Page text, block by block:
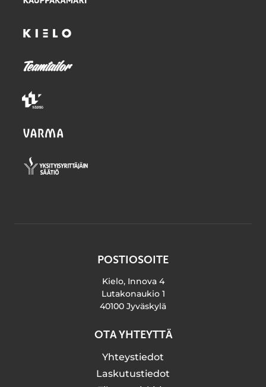
POSTIOSOITE
Kielo, Innova 4
Lutakonaukio 1
40100 Jyväskylä
OTA YHTEYTTÄ
Yhteystiedot
Laskutustiedot